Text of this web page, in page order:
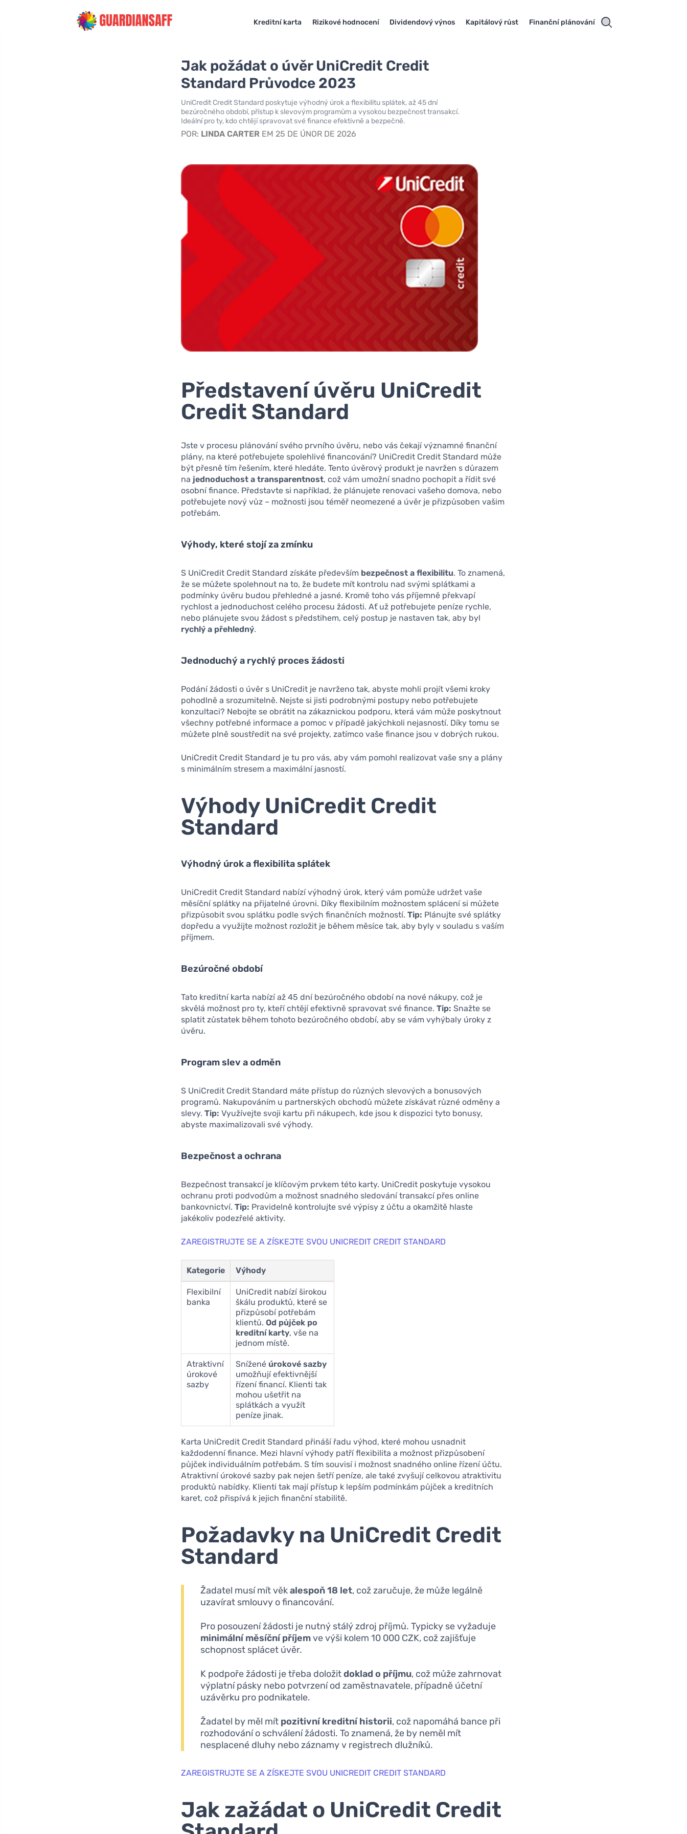
Kreditní karta Rizikové hodnocení Dividendový výnos Kapitálový růst Finanční plánování
Jak požádat o úvěr UniCredit Credit
Standard Průvodce 2023
UniCredit Credit Standard poskytuje výhodný úrok a flexibilitu splátek, až 45 dní
bezúročného období, přístup k slevovým programům a vysokou bezpečnost transakcí.
Ideální pro ty, kdo chtějí spravovat své finance efektivně a bezpečně.
POR: LINDA CARTER EM 25 DE ÚNOR DE 2026
Představení úvěru UniCredit
Credit Standard
Jste v procesu plánování svého prvního úvěru, nebo vás čekají významné finanční
plány, na které potřebujete spolehlivé financování? UniCredit Credit Standard může
být přesně tím řešením, které hledáte. Tento úvěrový produkt je navržen s důrazem
na jednoduchost a transparentnost, což vám umožní snadno pochopit a řídit své
osobní finance. Představte si například, že plánujete renovaci vašeho domova, nebo
potřebujete nový vůz – možnosti jsou téměř neomezené a úvěr je přizpůsoben vašim
potřebám.
Výhody, které stojí za zmínku
S UniCredit Credit Standard získáte především bezpečnost a flexibilitu. To znamená,
že se můžete spolehnout na to, že budete mít kontrolu nad svými splátkami a
podmínky úvěru budou přehledné a jasné. Kromě toho vás příjemně překvapí
rychlost a jednoduchost celého procesu žádosti. Ať už potřebujete peníze rychle,
nebo plánujete svou žádost s předstihem, celý postup je nastaven tak, aby byl
rychlý a přehledný.
Jednoduchý a rychlý proces žádosti
Podání žádosti o úvěr s UniCredit je navrženo tak, abyste mohli projít všemi kroky
pohodlně a srozumitelně. Nejste si jisti podrobnými postupy nebo potřebujete
konzultaci? Nebojte se obrátit na zákaznickou podporu, která vám může poskytnout
všechny potřebné informace a pomoc v případě jakýchkoli nejasností. Díky tomu se
můžete plně soustředit na své projekty, zatímco vaše finance jsou v dobrých rukou.
UniCredit Credit Standard je tu pro vás, aby vám pomohl realizovat vaše sny a plány
s minimálním stresem a maximální jasností.
Výhody UniCredit Credit
Standard
Výhodný úrok a flexibilita splátek
UniCredit Credit Standard nabízí výhodný úrok, který vám pomůže udržet vaše
měsíční splátky na přijatelné úrovni. Díky flexibilním možnostem splácení si můžete
přizpůsobit svou splátku podle svých finančních možností.Tip: Plánujte své splátky
dopředu a využijte možnost rozložit je během měsíce tak, aby byly v souladu s vaším
příjmem.
Bezúročné období
Tato kreditní karta nabízí až 45 dní bezúročného období na nové nákupy, což je
skvělá možnost pro ty, kteří chtějí efektivně spravovat své finance.Tip: Snažte se
splatit zůstatek během tohoto bezúročného období, aby se vám vyhýbaly úroky z
úvěru.
Program slev a odměn
S UniCredit Credit Standard máte přístup do různých slevových a bonusových
programů. Nakupováním u partnerských obchodů můžete získávat různé odměny a
slevy.Tip: Využívejte svoji kartu při nákupech, kde jsou k dispozici tyto bonusy,
abyste maximalizovali své výhody.
Bezpečnost a ochrana
Bezpečnost transakcí je klíčovým prvkem této karty. UniCredit poskytuje vysokou
ochranu proti podvodům a možnost snadného sledování transakcí přes online
bankovnictví.Tip: Pravidelně kontrolujte své výpisy z účtu a okamžitě hlaste
jakékoliv podezřelé aktivity.
ZAREGISTRUJTE SE A ZÍSKEJTE SVOU UNICREDIT CREDIT STANDARD
Kategorie Výhody
Flexibilní
banka
UniCredit nabízí širokou
škálu produktů, které se
přizpůsobí potřebám
klientů.Od půjček po
kreditní karty, vše na
jednom místě.
Atraktivní
úrokové
sazby
Snížené úrokové sazby
umožňují efektivnější
řízení financí. Klienti tak
mohou ušetřit na
splátkách a využít
peníze jinak.
Karta UniCredit Credit Standard přináší řadu výhod, které mohou usnadnit
každodenní finance. Mezi hlavní výhody patří flexibilita a možnost přizpůsobení
půjček individuálním potřebám. S tím souvisí i možnost snadného online řízení účtu.
Atraktivní úrokové sazby pak nejen šetří peníze, ale také zvyšují celkovou atraktivitu
produktů nabídky. Klienti tak mají přístup k lepším podmínkám půjček a kreditních
karet, což přispívá k jejich finanční stabilitě.
Požadavky na UniCredit Credit
Standard
Žadatel musí mít věkalespoň 18 let, což zaručuje, že může legálně
uzavírat smlouvy o financování.
Pro posouzení žádosti je nutný stálý zdroj příjmů. Typicky se vyžaduje
minimální měsíční příjemve výši kolem 10 000 CZK, což zajišťuje
schopnost splácet úvěr.
K podpoře žádosti je třeba doložitdoklad o příjmu, což může zahrnovat
výplatní pásky nebo potvrzení od zaměstnavatele, případně účetní
uzávěrku pro podnikatele.
Žadatel by měl mít pozitivní kreditní historii, což napomáhá bance při
rozhodování o schválení žádosti. To znamená, že by neměl mít
nesplacené dluhy nebo záznamy v registrech dlužníků.
ZAREGISTRUJTE SE A ZÍSKEJTE SVOU UNICREDIT CREDIT STANDARD
Jak zažádat o UniCredit Credit